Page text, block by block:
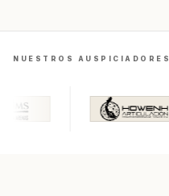
NUESTROS AUSPICIADORES